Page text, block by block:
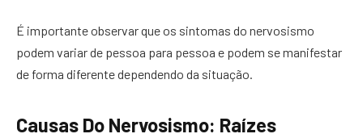
É importante observar que os sintomas do nervosismo
podem variar de pessoa para pessoa e podem se manifestar
de forma diferente dependendo da situação.
Causas Do Nervosismo: Raízes